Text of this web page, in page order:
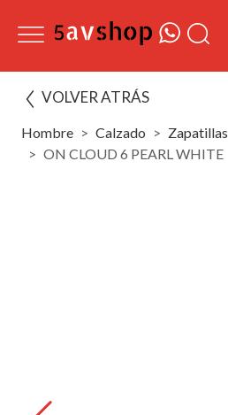
VOLVER ATRÁS
Hombre Calzado
Zapatillas
ON CLOUD 6 PEARL WHITE